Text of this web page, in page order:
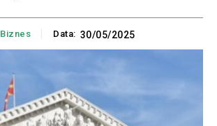
Biznes Data: 30/05/2025